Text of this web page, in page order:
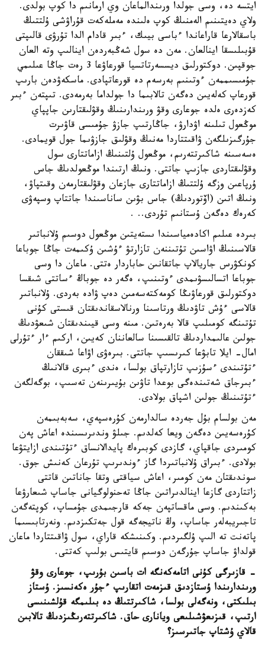
ايتسە دە، وسى جولدا ورىندالماعان وي ارمانىم دا كوپ بولدى.
ولاي دەيتىنىم الەمنىڭ كوپ ەلىندە مەملەكەت قۇراۋشى ۇلتتىڭ
باسقالارعا قاراعاندا ءباسى بيىك، ءبىر قادام الدا تۇرۋى قالىپتى
قۇبىلىسقا اينالعان. مەن دە سول شەڭبەردەن اينالىپ وتە العان
جوقپىن. دوكتورلىق ديسسەرتاتسيا قورعاۋعا 3 رەت جاڭا عىلىمي
جۇمىسىممەن ءوتىنىم بەرسەم دە قورعاتپادى. ماسكەۋدەن بارىپ
قورعاپ كەلەيىن دەگەن تالابىما دا جولداما بەرمەدى. تىپتەن ءبىر
كەزدەرى ەلدە جوعارى وقۋ ورىندارىنىڭ وقۋلىقتارىن جاپپاي
موڭعول تىلىنە اۋدارۋ، جاڭارتىپ جازۋ جۇمىسى قاۋىرت
جۇرگىزىلگەن ۋاقىتتاردا مەنىڭ وقۋلىق جازۋىما جول قويمادى.
ەسەسىنە شاكىرتتەرىم، موڭعول ۇلتىنىڭ ازاماتتارى سول
وقۋلىقتاردى جازىپ جاتتى. ونىڭ ارتىندا موڭعولدىڭ جاس
ۇرپاعىن وزگە ۇلتتىڭ ازاماتتارى جازعان وقۋلىقتارمەن وقىتپاۋ،
ونىڭ اتىن (اۆتوردىڭ) جاس بۋىن ساناسىندا جاتتاپ وسپەۋى
كەرەك دەگەن ۇستانىم تۇردى.. .
بىردە عىلىم اكادەمياسىندا ىستەيتىن موڭعول دوسىم ۇلانباتىر
قالاسىنىڭ اۋاسىن تۇتىننەن تازارتۋ ءۇشىن ۇكىمەت جاڭا جوباعا
كونكۋرس جاريالاپ جاتقانىن حاباردار ەتتى. ماعان دا وسى
جوباعا اتسالىسۋىمدى ءوتىنىپ، ەگەر دە جوباڭ ءساتتى شىقسا
دوكتورلىق قورعاۋىڭا كومەكتەسەمىن دەپ ۋادە بەردى. ۇلانباتىر
قالاسى ءۇش تاۋدىڭ ورتاسىنا ورنالاسقاندىقتان قىستى كۇنى
تۇتىنگە كومىلىپ قالا بەرەتىن. مىنە وسى قيىندىقتان شىعۋدىڭ
جولىن عالىمداردىڭ تالقىسىنا سالعاننان كەيىن، اركىم ءار ءتۇرلى
امال- ايلا تابۋعا كىرىسىپ جاتتى. بىرەۋى اۋاعا شىققان
ءتۇتىندى ءسۇزىپ تازارتپاق بولسا، ەندى ءبىرى قالانىڭ
ءبىرجاق شەتىندەگى بوعدا تاۋىن بۇيىرىنەن تەسىپ، بوگەلگەن
ءتۇتىنىڭ جولىن اشپاق بولادى.
مەن بولسام بۇل جەردە سالدارمەن كۇرەسپەي، سەبەبىمەن
كۇرەسەيىن دەگەن ويعا كەلدىم. جىلۋ وندىرىسىندە اعاش پەن
كومىردى جاقپاي، گازدى كوبىرەك پايدالانساق ءتۇتىندى ازايتۋعا
بولادى. ءبىراق ۇلانباتىردا گاز ءوندىرىپ تۇرعان كەنىش جوق.
سوندىقتان مەن كومىر، اعاش سياقتى وتقا جاناتىن قاتتى
زاتتاردى گازعا اينالدىراتىن جاڭا تەحنولوگيانى جاساپ شىعارۋعا
بەكىندىم. وسى ماقساتپەن جەكە قارجىمدى جۇمساپ، كوپتەگەن
تاجىريبەلەر جاساپ، وڭ ناتيجەگە قول جەتكىزدىم. ونەرتابىسىما
پاتەنت تە الىپ ۇلگىردىم. وكىنىشكە قاراي، سول ۋاقىتتاردا ماعان
قولداۋ جاساپ جۇرگەن دوسىم قايتىس بولىپ كەتتى.
- قازىرگى كۇنى اتامەكەنگە ات باسىن بۇرىپ، جوعارى وقۋ
ورىندارىندا ۇستازدىق قىزمەت اتقارىپ ءجۇر ەكەنسىز. ۇستاز
بىلىكتى، ونەگەلى بولسا، شاكىرتتىڭ دە بىلىمگە قۇلشىنىسى
ارتىپ، قىزىعۋشىلىعى ويانارى حاق. شاكىرتتەرىڭىزدىڭ تالابىن
قالاي ۇشتاپ جاتىرسىز؟